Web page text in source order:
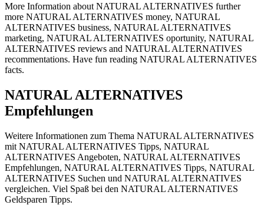
More Information about NATURAL ALTERNATIVES further
more NATURAL ALTERNATIVES money, NATURAL
ALTERNATIVES business, NATURAL ALTERNATIVES
marketing, NATURAL ALTERNATIVES oportunity, NATURAL
ALTERNATIVES reviews and NATURAL ALTERNATIVES
recommentations. Have fun reading NATURAL ALTERNATIVES
facts.
NATURAL ALTERNATIVES
Empfehlungen
Weitere Informationen zum Thema NATURAL ALTERNATIVES
mit NATURAL ALTERNATIVES Tipps, NATURAL
ALTERNATIVES Angeboten, NATURAL ALTERNATIVES
Empfehlungen, NATURAL ALTERNATIVES Tipps, NATURAL
ALTERNATIVES Suchen und NATURAL ALTERNATIVES
vergleichen. Viel Spaß bei den NATURAL ALTERNATIVES
Geldsparen Tipps.